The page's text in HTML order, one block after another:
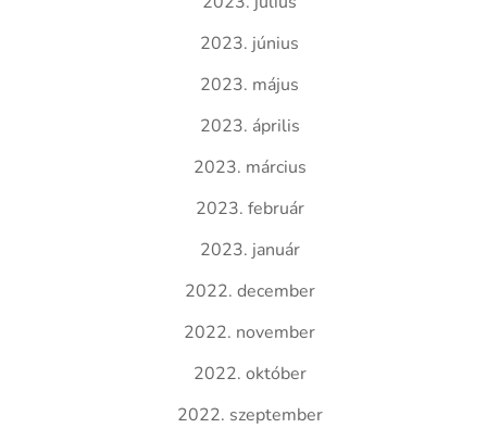
2023. június
2023. május
2023. április
2023. március
2023. február
2023. január
2022. december
2022. november
2022. október
2022. szeptember